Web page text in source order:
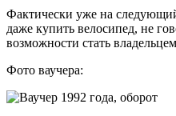
Фактически уже на
даже купить велосипед, не
возможности стать
Фото ваучера: